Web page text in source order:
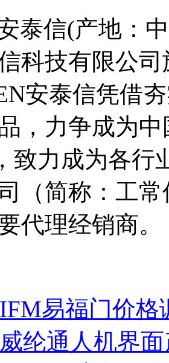
泰信(产地：
科技有限公
安泰信凭借
，力争成为
致力成为各行
（简称：工
代理经销商。
易福门价格
纶通人机界